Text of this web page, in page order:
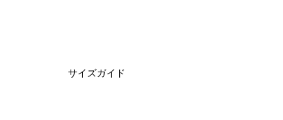
サイズガイド